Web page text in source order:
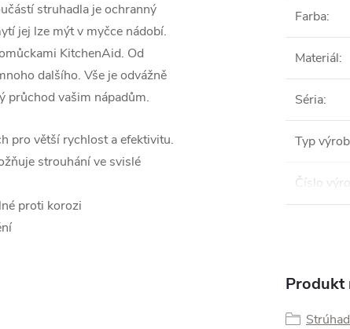
struhadla je ochranný
jej lze mýt v myčce nádobí.
KitchenAid. Od
dalšího. Vše je odvážně
průchod vašim nápadům.
pro větší rychlost a efektivitu.
strouhání ve svislé
proti korozi
Farba:
Materiál:
Séria:
Typ
Číslo
Produkt